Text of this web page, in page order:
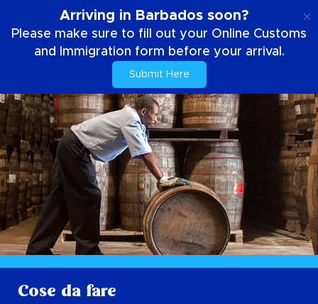
Arriving in Barbados soon?
Please make sure to fill out your Online Customs
and Immigration form before your arrival.
Submit Here
Cose da fare